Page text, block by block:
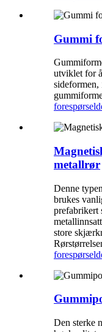
Gummi
utviklet for
sideformen,
forespørsel
metallrør
Denne
brukes
prefabrikert
store
forespørsel
Den sterke